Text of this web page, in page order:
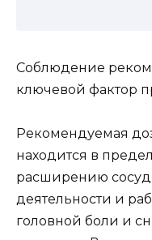
Соблюдение
ключевой фактор
Рекомендуемая
находится в
расширению
деятельности и
головной боли и